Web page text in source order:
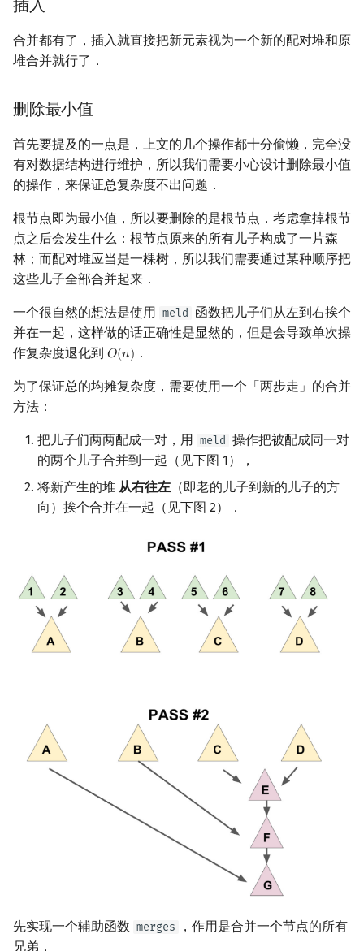
插入
合并都有了，插入就直接把新元素视为一个新的配对堆和原
堆合并就行了．
删除最小值
首先要提及的一点是，上文的几个操作都十分偷懒，完全没
有对数据结构进行维护，所以我们需要小心设计删除最小值
的操作，来保证总复杂度不出问题．
根节点即为最小值，所以要删除的是根节点．考虑拿掉根节
点之后会发生什么：根节点原来的所有儿子构成了一片森
林；而配对堆应当是一棵树，所以我们需要通过某种顺序把
这些儿子全部合并起来．
一个很自然的想法是使用 meld
函数把儿子们从左到右挨个
并在一起，这样做的话正确性是显然的，但是会导致单次操
作复杂度退化到 𝑂(𝑛)
O(n) ．
为了保证总的均摊复杂度，需要使用一个「两步走」的合并
方法：
把儿子们两两配成一对，用 meld 操作把被配成同一对
的两个儿子合并到一起（见下图 1），
将新产生的堆 从右往左 （即老的儿子到新的儿子的方
向）挨个合并在一起（见下图 2）．
先实现一个辅助函数 merges
，作用是合并一个节点的所有
兄弟．